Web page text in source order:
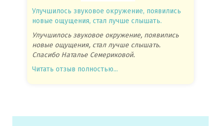
Улучшилось звуковое окружение, появились
новые ощущения, стал лучше слышать.
Улучшилось звуковое окружение, появились
новые ощущения, стал лучше слышать.
Спасибо Наталье Семериковой.
Читать отзыв полностью...